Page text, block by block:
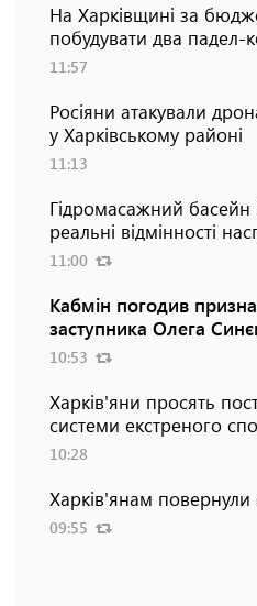
На Харківщині за
побудувати два падел-
11:57
Росіяни атакували
у Харківському районі
11:13
Гідромасажний басейн
реальні відмінності
11:00
Кабмін погодив
заступника Олега
10:53
Харків'яни просять
системи екстреного
10:28
Харків'янам повернули
09:55